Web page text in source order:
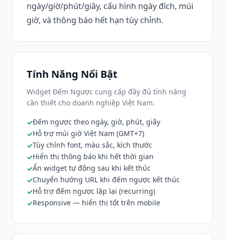
ngày/giờ/phút/giây, cấu hình ngày đích, múi
giờ, và thông báo hết hạn tùy chỉnh.
Tính Năng Nổi Bật
Widget Đếm Ngược cung cấp đầy đủ tính năng
cần thiết cho doanh nghiệp Việt Nam.
Đếm ngược theo ngày, giờ, phút, giây
Hỗ trợ múi giờ Việt Nam (GMT+7)
Tùy chỉnh font, màu sắc, kích thước
Hiển thị thông báo khi hết thời gian
Ẩn widget tự động sau khi kết thúc
Chuyển hướng URL khi đếm ngược kết thúc
Hỗ trợ đếm ngược lặp lại (recurring)
Responsive — hiển thị tốt trên mobile